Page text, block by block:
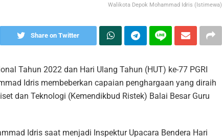
Walikota Depok Mohammad Idris (Istimewa)
Share on Twitter
Tahun 2022 dan Hari Ulang Tahun (HUT) ke-77 PGRI
Idris membeberkan capaian penghargaan yang diraih
dan Teknologi (Kemendikbud Ristek) Balai Besar Guru
Idris saat menjadi Inspektur Upacara Bendera Hari